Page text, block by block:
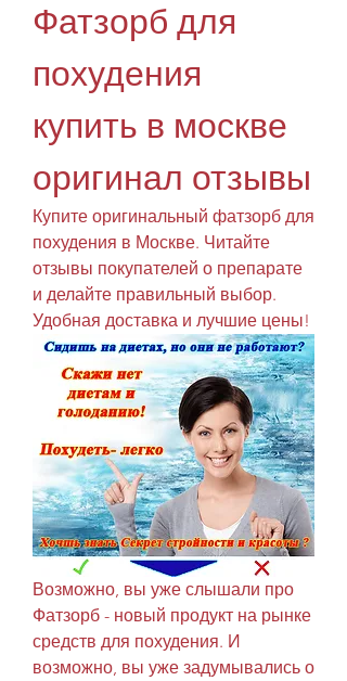
Фатзорб для
похудения
купить в москве
оригинал отзывы
Купите оригинальный фатзорб для
похудения в Москве. Читайте
отзывы покупателей о препарате
и делайте правильный выбор.
Удобная доставка и лучшие цены!
Возможно, вы уже слышали про
Фатзорб - новый продукт на рынке
средств для похудения. И
возможно, вы уже задумывались о